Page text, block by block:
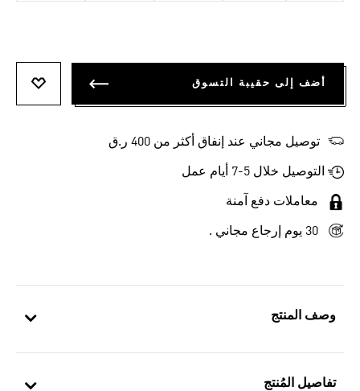
وصف المنتج
تفاصيل المُنتج
أضف إلى حقيبة التسوق
توصيل مجاني عند إنفاق أكثر من 400 ر.ق
التوصيل خلال 5-7 أيام عمل
معاملات دفع آمنة